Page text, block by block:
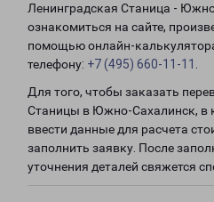
Ленинградская Станица -
ознакомиться на сайте,
помощью онлайн-
телефону: +7 (495) 660-11-11
Для того, чтобы заказать
Станицы в Южно-Сахалинск, в
ввести данные для расчета
заполнить заявку. После
уточнения деталей свяжется